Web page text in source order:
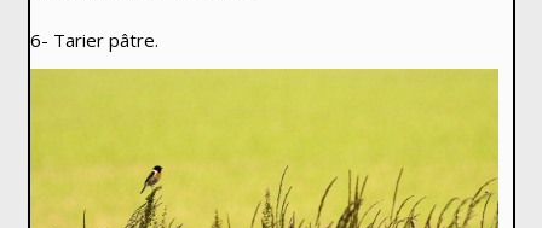
6- Tarier pâtre.